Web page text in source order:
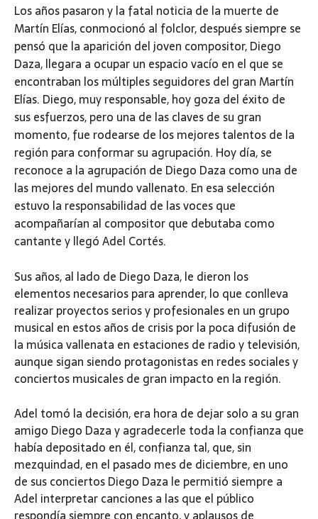
Los años pasaron y la fatal noticia de la muerte de
Martín Elías, conmocionó al folclor, después siempre se
pensó que la aparición del joven compositor, Diego
Daza, llegara a ocupar un espacio vacío en el que se
encontraban los múltiples seguidores del gran Martín
Elías. Diego, muy responsable, hoy goza del éxito de
sus esfuerzos, pero una de las claves de su gran
momento, fue rodearse de los mejores talentos de la
región para conformar su agrupación. Hoy día, se
reconoce a la agrupación de Diego Daza como una de
las mejores del mundo vallenato. En esa selección
estuvo la responsabilidad de las voces que
acompañarían al compositor que debutaba como
cantante y llegó Adel Cortés.
Sus años, al lado de Diego Daza, le dieron los
elementos necesarios para aprender, lo que conlleva
realizar proyectos serios y profesionales en un grupo
musical en estos años de crisis por la poca difusión de
la música vallenata en estaciones de radio y televisión,
aunque sigan siendo protagonistas en redes sociales y
conciertos musicales de gran impacto en la región.
Adel tomó la decisión, era hora de dejar solo a su gran
amigo Diego Daza y agradecerle toda la confianza que
había depositado en él, confianza tal, que, sin
mezquindad, en el pasado mes de diciembre, en uno
de sus conciertos Diego Daza le permitió siempre a
Adel interpretar canciones a las que el público
respondía siempre con encanto, y aplausos de